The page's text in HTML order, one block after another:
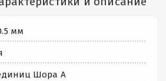
мм
Шора А